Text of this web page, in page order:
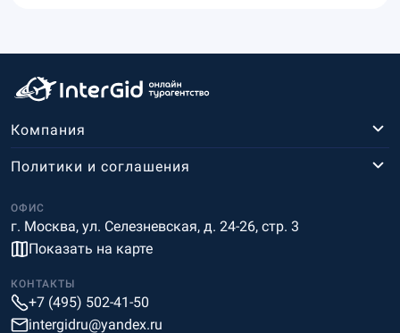
Компания
ОФИС
г. Москва, ул. Селезневская, д. 24-26, стр. 3
Показать на карте
Политики и соглашения
КОНТАКТЫ
+7 (495) 502-41-50
intergidru@yandex.ru